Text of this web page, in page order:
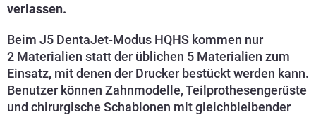
verlassen.
Beim J5 DentaJet-Modus HQHS kommen nur
2 Materialien statt der üblichen 5 Materialien zum
Einsatz, mit denen der Drucker bestückt werden kann.
Benutzer können Zahnmodelle, Teilprothesengerüste
und chirurgische Schablonen mit gleichbleibender